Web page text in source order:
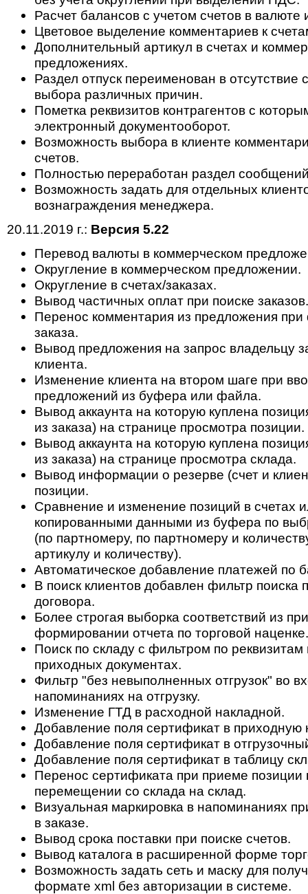
Расчет балансов с учетом счетов в валюте
Цветовое выделение комментариев к
Дополнительный артикул в счетах и
предложениях.
Раздел отпуск переименован в отсутствие
выбора различных причин.
Пометка реквизитов контрагентов с
электронный документооборот.
Возможность выбора в клиенте
счетов.
Полностью переработан раздел
Возможность задать для отдельных
вознаграждения менеджера.
20.11.2019 г.: Версия 5.22
Перевод валюты в коммерческом
Округление в коммерческом предложении.
Округление в счетах/заказах.
Вывод частичных оплат при поиске заказов.
Перенос комментария из предложения
заказа.
Вывод предложения на запрос владельцу
клиента.
Изменение клиента на втором шаге при
предложений из буфера или файла.
Вывод аккаунта на которую куплена
из заказа) на странице просмотра позиции.
Вывод аккаунта на которую куплена
из заказа) на странице просмотра склада.
Вывод информации о резерве (счет и
позиции.
Сравнение и изменение позиций в счетах
копированными данными из буфера по
(по партномеру, по партномеру и
артикулу и количеству).
Автоматическое добавление платежей по
В поиск клиентов добавлен фильтр поиска
договора.
Более строгая выборка соответствий из
формировании отчета по торговой наценке.
Поиск по складу с фильтром по реквизитам
приходных документах.
Фильтр "без невыполненных отгрузок" во
напоминаниях на отгрузку.
Изменение ГТД в расходной накладной.
Добавление поля сертификат в приходную
Добавление поля сертификат в
Добавление поля сертификат в таблицу
Перенос сертификата при приеме позиции
перемещении со склада на склад.
Визуальная маркировка в напоминаниях
в заказе.
Вывод срока поставки при поиске счетов.
Вывод каталога в расширенной форме
Возможность задать сеть и маску для
формате xml без авторизации в системе.